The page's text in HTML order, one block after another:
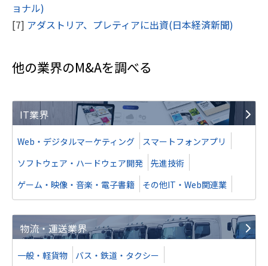
ョナル)
[7] アダストリア、プレティアに出資(日本経済新聞)
他の業界のM&Aを調べる
IT業界
Web・デジタルマーケティング
スマートフォンアプリ
ソフトウェア・ハードウェア開発
先進技術
ゲーム・映像・音楽・電子書籍
その他IT・Web関連業
物流・運送業界
一般・軽貨物
バス・鉄道・タクシー